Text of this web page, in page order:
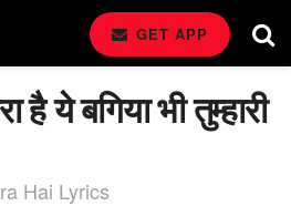
GET APP
है ये बगिया भी तुम्हारी
Hai Lyrics